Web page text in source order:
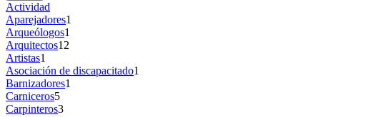
Actividad
Aparejadores1
Arqueólogos1
Arquitectos12
Artistas1
Asociación de discapacitado1
Barnizadores1
Carniceros5
Carpinteros3